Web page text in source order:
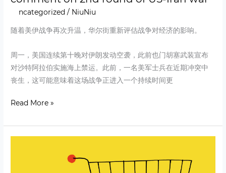
Uncategorized / NiuNiu
随着美伊战争再次升温，华尔街重新评估战争对经济的影响。
周一，美国连续第十晚对伊朗发动空袭，此前也门胡塞武装宣布
对沙特阿拉伯实施海上禁运。此前，一名美军士兵在近期冲突中
丧生，这可能意味着这场战争正进入一个持续时间更
Read More »